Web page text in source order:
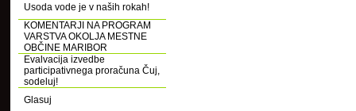
Usoda vode je v naših rokah!
KOMENTARJI NA PROGRAM
VARSTVA OKOLJA MESTNE
OBČINE MARIBOR
Evalvacija izvedbe
participativnega proračuna Čuj,
sodeluj!
Glasuj